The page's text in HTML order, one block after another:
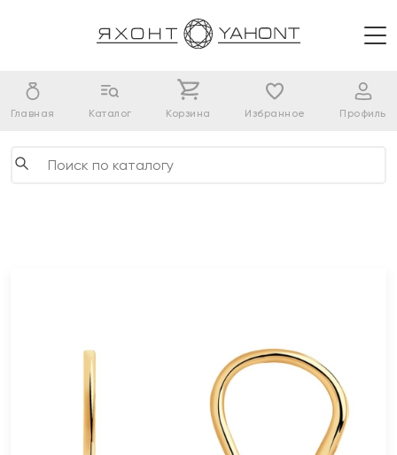
Главная Каталог Корзина Избранное Профиль